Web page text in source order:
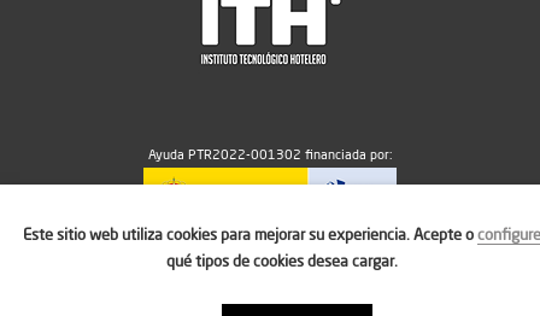
Ayuda PTR2022-001302 financiada por:
MICIU/AEI/10.13039/501100011033
Este sitio web utiliza cookies para mejorar su experiencia. Acepte oconfigure
qué tipos de cookies desea cargar.